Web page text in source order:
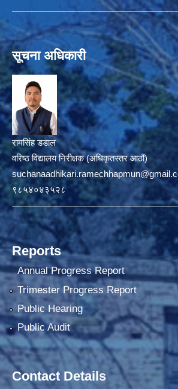
सूचना अधिकारी
रामसिंह डडाल
वरिष्ठ विद्यालय निरीक्षक (अधिकृतस्तर आठौं)
९८५४०४३५२८
Reports
Annual Progress Report
Trimester Progress Report
Public Hearing
Public Audit
Contact Details